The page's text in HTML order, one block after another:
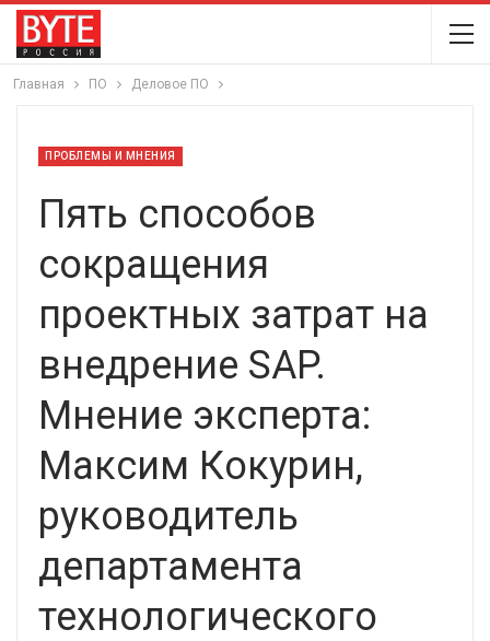
Главная ПО Деловое ПО
ПРОБЛЕМЫ И МНЕНИЯ
Пять способов
сокращения
проектных затрат на
внедрение SAP.
Мнение эксперта:
Максим Кокурин,
руководитель
департамента
технологического